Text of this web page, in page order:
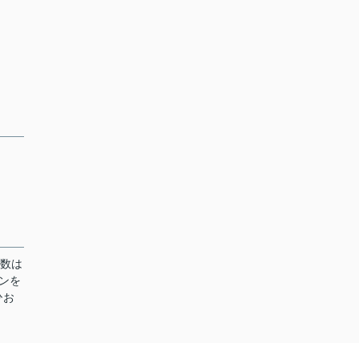
は
を
お